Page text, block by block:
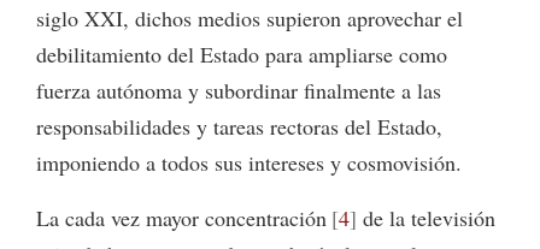
siglo XXI, dichos medios supieron aprovechar el
debilitamiento del Estado para ampliarse como
fuerza autónoma y subordinar finalmente a las
responsabilidades y tareas rectoras del Estado,
imponiendo a todos sus intereses y cosmovisión.
La cada vez mayor concentración 4 de la televisión